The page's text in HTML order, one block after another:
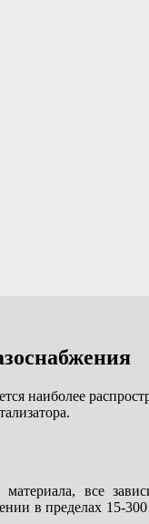
наиболее
все
в пределах 15-